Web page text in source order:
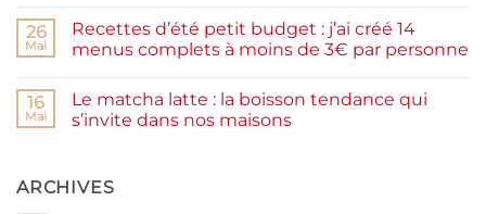
complète,
moelleux
et
sur
Smash
burger
testé
Packman
Burgers &
Grande
Motte
26
Mai
Recettes d’été petit budget : j’ai créé 14
menus complets à moins de 3€ par personne
sur
Recettes
d’été
j’ai
créé
16
Mai
Le matcha latte : la boisson tendance qui
s’invite dans nos maisons
Le
matcha
ARCHIVES